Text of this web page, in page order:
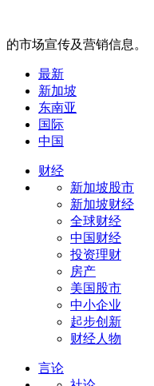
的市场宣传及营销信息。
最新
新加坡
东南亚
国际
中国
财经
新加坡股市
新加坡财经
全球财经
中国财经
投资理财
房产
美国股市
中小企业
起步创新
财经人物
言论